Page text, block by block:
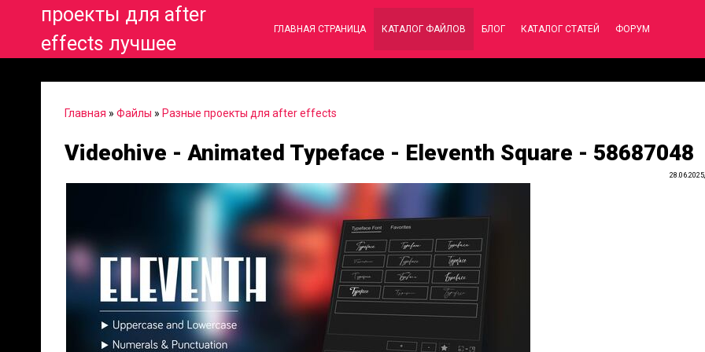
проекты для after
effects лучшее
ГЛАВНАЯ СТРАНИЦА КАТАЛОГ ФАЙЛОВ БЛОГ КАТАЛОГ СТАТЕЙ ФОРУМ
Главная » Файлы » Разные проекты для after effects
Videohive - Animated Typeface - Eleventh Square - 58687048